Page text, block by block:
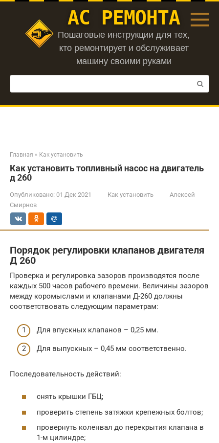
Перейти
АС РЕМОНТА
Пошаговые инструкции для тех,
кто ремонтирует и обслуживает
машину своими руками
Поиск:
Главная » Как установить
Как установить топливный насос на двигатель
д 260
Опубликовано: 01 Дек 2021 Как установить
Алексей
Смирнов
Порядок регулировки клапанов двигателя
Д 260
Проверка и регулировка зазоров производятся после
каждых 500 часов рабочего времени. Величины зазоров
между коромыслами и клапанами Д-260 должны
соответствовать следующим параметрам:
Для впускных клапанов – 0,25 мм.
Для выпускных – 0,45 мм соответственно.
Последовательность действий:
снять крышки ГБЦ;
проверить степень затяжки крепежных болтов;
провернуть коленвал до перекрытия клапана в
1-м цилиндре;